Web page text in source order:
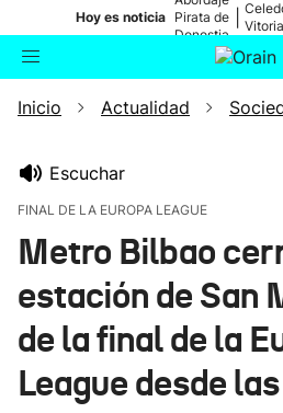
Hoy es noticia Pirata de
Donostia
Buscador
Inicio Actualidad
Escuchar
FINAL DE LA EUROPA LEAGUE
Metro Bilbao
estación de San
de la final de la
League desde